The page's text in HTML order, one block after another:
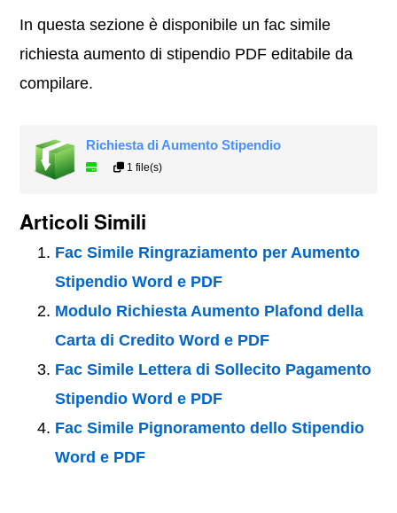
In questa sezione è disponibile un fac simile
richiesta aumento di stipendio PDF editabile da
compilare.
Richiesta di Aumento Stipendio
1 file(s)
Articoli Simili
Fac Simile Ringraziamento per Aumento
Stipendio Word e PDF
Modulo Richiesta Aumento Plafond della
Carta di Credito Word e PDF
Fac Simile Lettera di Sollecito Pagamento
Stipendio Word e PDF
Fac Simile Pignoramento dello Stipendio
Word e PDF